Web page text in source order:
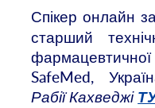
Спікер онлайн
старший
фармацевтичної
SafeMed,
Рабії Кахведжі